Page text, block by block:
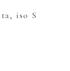
iso S